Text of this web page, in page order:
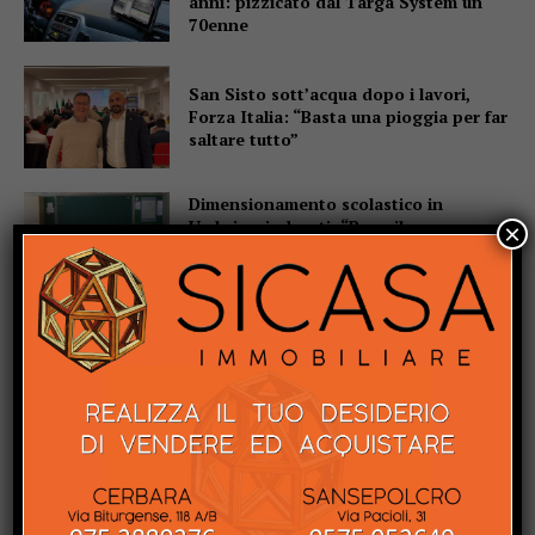
70enne
San Sisto sott’acqua dopo i lavori,
Forza Italia: “Basta una pioggia per far
saltare tutto”
Dimensionamento scolastico in
Umbria, sindacati: “Bene il
recepimento della sentenza TAR, ma i
ritardi rischiano di far saltare l’avvio
delle scuole”
Mestieri artigiani, l’allarme in
rischia di sparire”
×